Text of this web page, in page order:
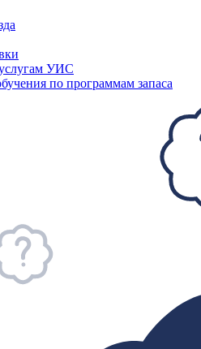
УИС
по программам запаса